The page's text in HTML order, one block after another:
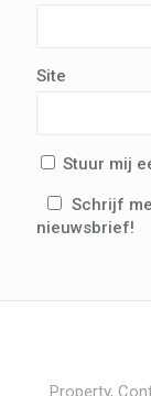
Site
Stuur mij
Schrijf
nieuwsbrief!
Property,